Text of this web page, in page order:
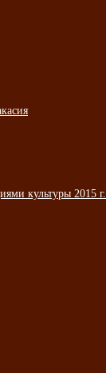
культуры 2015 г.